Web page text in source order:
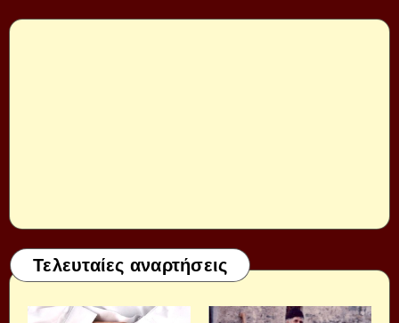
Τελευταίες αναρτήσεις